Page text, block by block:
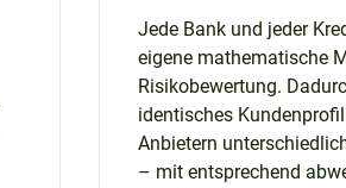
Jede Bank und jeder
eigene mathematische
Risikobewertung.
identisches
Anbietern
– mit entsprechend